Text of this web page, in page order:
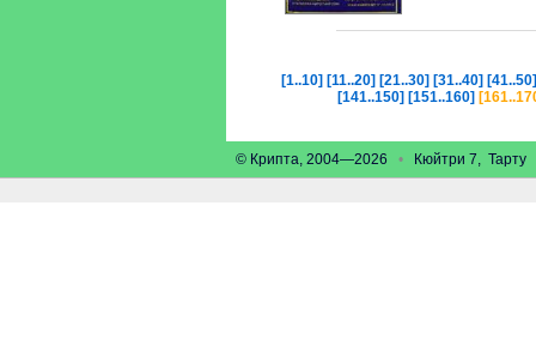
[1..10] [11..20] [21..30] [31..40] [41..50]
[141..150] [151..160]
© Крипта, 2004—2026 • Кюйтри 7, Тарту